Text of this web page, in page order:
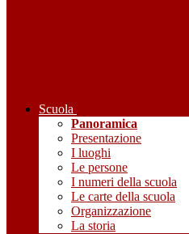
Scuola
Panoramica
Presentazione
I luoghi
Le persone
I numeri della scuola
Le carte della scuola
Organizzazione
La storia